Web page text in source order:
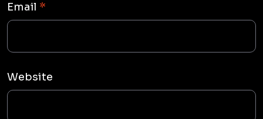
Email *
Website